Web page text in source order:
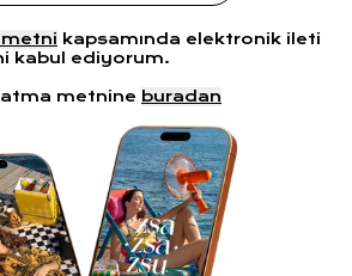
metni kapsamında elektronik ileti
kabul ediyorum.
metnine buradan